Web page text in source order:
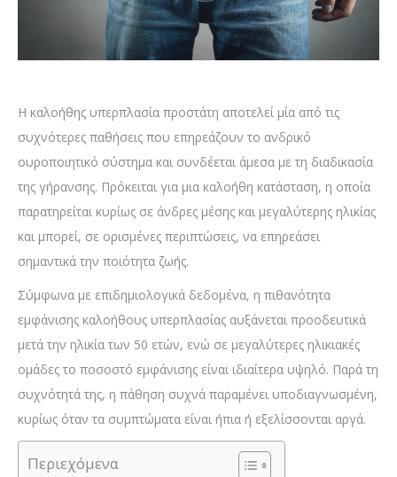
Η καλοήθης υπερπλασία προστάτη αποτελεί μία από τις
συχνότερες παθήσεις που επηρεάζουν το ανδρικό
ουροποιητικό σύστημα και συνδέεται άμεσα με τη διαδικασία
της γήρανσης. Πρόκειται για μια καλοήθη κατάσταση, η οποία
παρατηρείται κυρίως σε άνδρες μέσης και μεγαλύτερης ηλικίας
και μπορεί, σε ορισμένες περιπτώσεις, να επηρεάσει
σημαντικά την ποιότητα ζωής.
Σύμφωνα με επιδημιολογικά δεδομένα, η πιθανότητα
εμφάνισης καλοήθους υπερπλασίας αυξάνεται προοδευτικά
μετά την ηλικία των 50 ετών, ενώ σε μεγαλύτερες ηλικιακές
ομάδες το ποσοστό εμφάνισης είναι ιδιαίτερα υψηλό. Παρά τη
συχνότητά της, η πάθηση συχνά παραμένει υποδιαγνωσμένη,
κυρίως όταν τα συμπτώματα είναι ήπια ή εξελίσσονται αργά.
Περιεχόμενα